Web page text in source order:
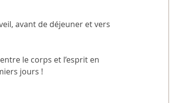
avant de déjeuner et vers
le corps et l’esprit en
jours !